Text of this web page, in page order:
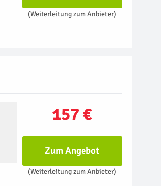
(Weiterleitung zum Anbieter)
157 €
Zum Angebot
(Weiterleitung zum Anbieter)